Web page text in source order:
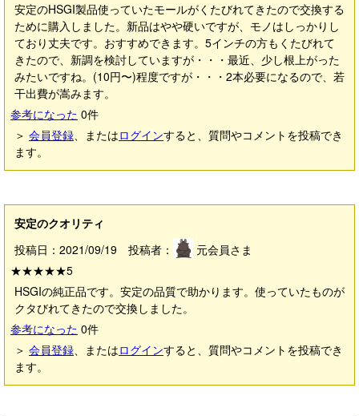
安定のHSGI製品使っていたモールがくたびれてきたので交換する
ために購入しました。新品はやや硬いですが、モノはしっかりし
ており丈夫です。おすすめできます。5インチの方もくたびれて
きたので、新調を検討していますが・・・最近、少し根上がった
みたいですね。(10円〜)程度ですが・・・2本必要になるので、若
干出費が嵩みます。
参考になった 0件
＞ 会員登録、またはログインすると、質問やコメントを投稿でき
ます。
安定のクオリティ
投稿日：2021/09/19 投稿者：
元会員さま
★★★★★5
HSGIの純正品です。安定の品質で助かります。使っていたものが
クタびれてきたので交換しました。
参考になった 0件
＞ 会員登録、またはログインすると、質問やコメントを投稿でき
ます。